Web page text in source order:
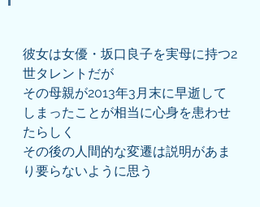
彼女は女優・坂口良子を実母に持つ2
世タレントだが
その母親が2013年3月末に早逝して
しまったことが相当に心身を患わせ
たらしく
その後の人間的な変遷は説明があま
り要らないように思う